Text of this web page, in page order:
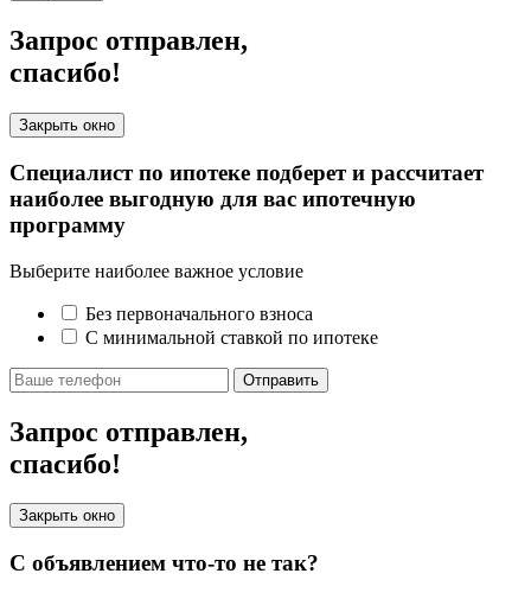
Запрос отправлен,
спасибо!
Закрыть окно
Специалист по ипотеке подберет и рассчитает
наиболее выгодную для вас ипотечную
программу
Выберите наиболее важное условие
Без первоначального взноса
С минимальной ставкой по ипотеке
Отправить
Запрос отправлен,
спасибо!
Закрыть окно
С объявлением что-то не так?